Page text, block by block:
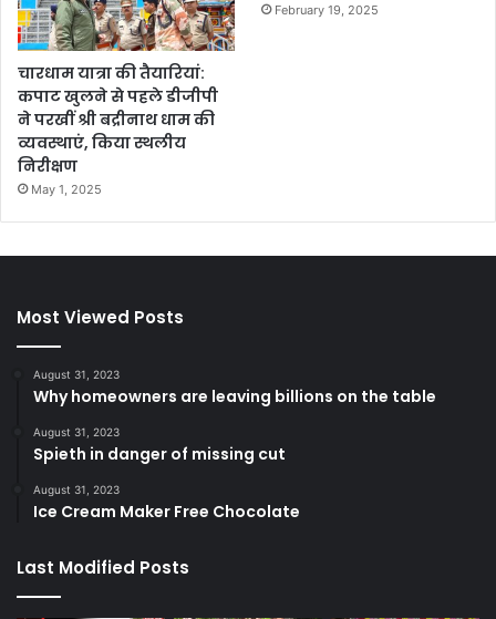
चारधाम यात्रा की तैयारियां:
कपाट खुलने से पहले डीजीपी
ने परखीं श्री बद्रीनाथ धाम की
व्यवस्थाएं, किया स्थलीय
निरीक्षण
May 1, 2025
February 19, 2025
Most Viewed Posts
August 31, 2023
Why homeowners are leaving billions on the table
August 31, 2023
Spieth in danger of missing cut
August 31, 2023
Ice Cream Maker Free Chocolate
Last Modified Posts